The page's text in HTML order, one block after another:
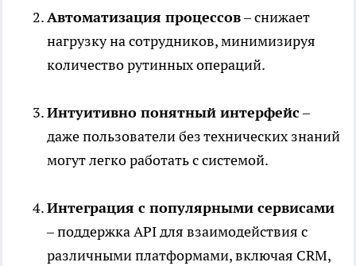
Автоматизация процессов– снижает
нагрузку на сотрудников, минимизируя
количество рутинных операций.
Интуитивно понятный интерфейс–
даже пользователи без технических знаний
могут легко работать с системой.
Интеграция с популярными сервисами
– поддержка API для взаимодействия с
различными платформами, включая CRM,